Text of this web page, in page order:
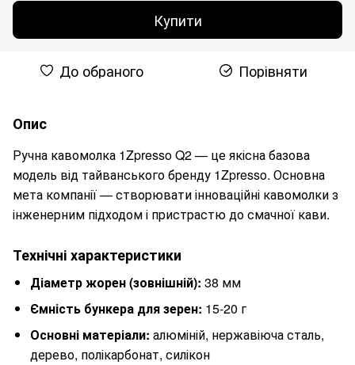
Купити
До обраного Порівняти
Опис
Ручна кавомолка 1Zpresso Q2 — це якісна базова
модель від тайванського бренду 1Zpresso. Основна
мета компанії — створювати інноваційні кавомолки з
інженерним підходом і пристрастю до смачної кави.
Технічні характеристики
Діаметр жорен (зовнішній): 38 мм
Ємність бункера для зерен: 15-20 г
Основні матеріали: алюміній, нержавіюча сталь,
дерево, полікарбонат, силікон